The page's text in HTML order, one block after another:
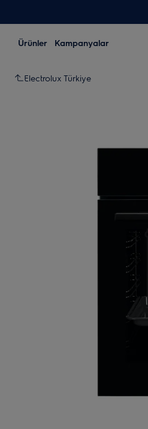
Ürünler Kampanyalar
Electrolux Türkiye